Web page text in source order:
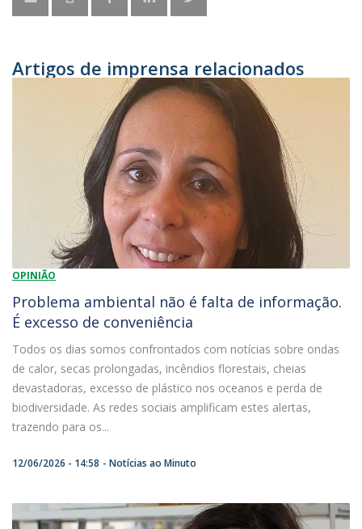
Artigos de imprensa relacionados
OPINIÃO
Problema ambiental não é falta de informação.
É excesso de conveniência
Todos os dias somos confrontados com notícias sobre ondas
de calor, secas prolongadas, incêndios florestais, cheias
devastadoras, excesso de plástico nos oceanos e perda de
biodiversidade. As redes sociais amplificam estes alertas,
trazendo para os...
12/06/2026 - 14:58 Notícias ao Minuto